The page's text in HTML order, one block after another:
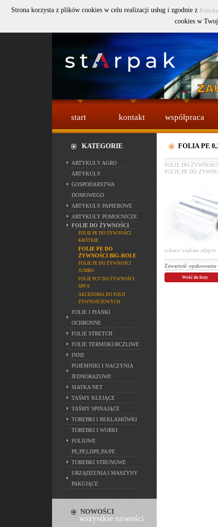
Szukaj :
start kontakt współpraca
KATEGORIE
ARTYKUŁY AGRO
ARTYKUŁY
GOSPODARSTWA
DOMOWEGO
ARTYKUŁY PAPIEROWE
ARTYKUŁY POMOCNICZE
FOLIE DO ŻYWNOŚCI
FOLIE PE DO ŻYWNOŚCI
KRÓTKIE
FOLIE PE DO
ŻYWNOŚCI BIG-ROLE
FOLIE PE DO ŻYWNOŚCI
JUMBO
FOLIE PCV DO ŻYWNOŚCI
SPF-S
AKCESORIA DO FOLII
ŻYWNOŚCIOWYCH
FOLIE I PIANKI
OCHRONNE
FOLIE STRETCH
FOLIE TERMOKURCZLIWE
INNE
POJEMNIKI I NACZYNIA
JEDNORAZOWE
SIATKA NET
TAŚMY KLEJĄCE
TAŚMY SPINAJĄCE
TOREBKI I REKLAMÓWKI
TOREBKI I WORKI
FOLIOWE
PE,PP,LDPE,PA/PE
TOREBKI STRUNOWE
URZĄDZENIA I MASZYNY
PAKUJĄCE
NOWOŚCI
wszystkie nowości
FOLIA PE
FOLIE DO
FOLIE PE DO
zobacz większe zdjęcie
Zawartość
Wróć do listy
Strona korzysta z plików cookies w celu realizacji usług i zgodnie z
cookies w